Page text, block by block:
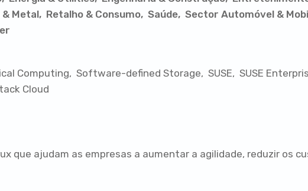
& Metal Retalho & Consumo Saúde Sector Automóvel &
Computing Software-defined Storage SUSE
SUSE
Cloud
que ajudam as empresas a aumentar a agilidade, reduzir os